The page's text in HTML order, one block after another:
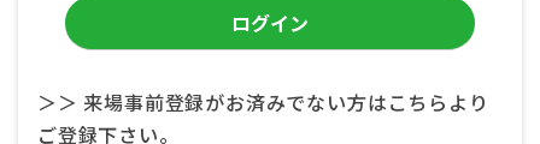
＞＞ 来場事前登録がお済みでない方はこちらより
ご登録下さい。